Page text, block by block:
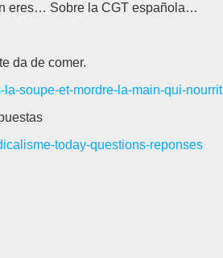
eres… Sobre la CGT española…
da de comer.
soupe-et-mordre-la-main-qui-nourrit
today-questions-reponses